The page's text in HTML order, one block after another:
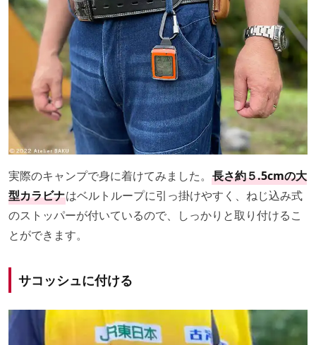
実際のキャンプで身に着けてみました。 長さ約５.5cmの大
型カラビナはベルトループに引っ掛けやすく、ねじ込み式
のストッパーが付いているので、しっかりと取り付けるこ
とができます。
サコッシュに付ける